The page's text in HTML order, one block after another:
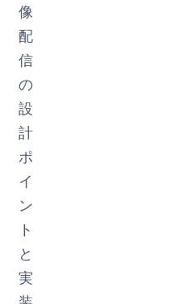
像
配
信
の
設
計
ポ
イ
ン
ト
と
実